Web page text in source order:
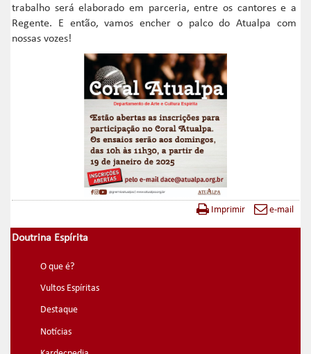
trabalho será elaborado em parceria, entre os cantores e a
Regente. E então, vamos encher o palco do Atualpa com
nossas vozes!
Imprimir e-mail
Doutrina Espírita
O que é?
Vultos Espíritas
Destaque
Notícias